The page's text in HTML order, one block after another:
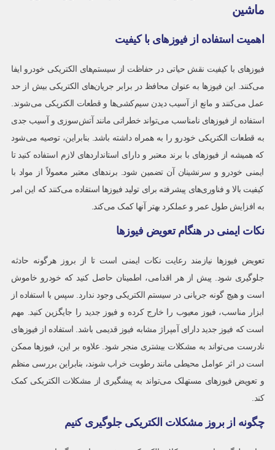
ماشین
اهمیت استفاده از فیوزهای با کیفیت
فیوزهای با کیفیت نقش حیاتی در حفاظت از سیستم‌های الکتریکی خودرو ایفا
می‌کنند. این فیوزها به عنوان محافظ در برابر جریان‌های الکتریکی بیش از حد
عمل می‌کنند و مانع از آسیب دیدن سیم‌کشی‌ها و قطعات الکتریکی می‌شوند.
استفاده از فیوزهای نامناسب می‌تواند خطراتی مانند آتش‌سوزی و آسیب جدی
به قطعات الکتریکی خودرو را به همراه داشته باشد. بنابراین، توصیه می‌شود
که همیشه از فیوزهای با برند معتبر و دارای استانداردهای لازم استفاده کنید تا
ایمنی خودرو و سرنشینان آن تضمین شود. برندهای معتبر معمولاً از مواد با
کیفیت بالا و فناوری‌های پیشرفته برای تولید فیوزها استفاده می‌کنند که این امر
به افزایش طول عمر و عملکرد بهتر آنها کمک می‌کند.
نکات ایمنی در هنگام تعویض فیوزها
تعویض فیوزها نیازمند رعایت نکات ایمنی است تا از بروز هرگونه حادثه
جلوگیری شود. پیش از هر اقدامی، اطمینان حاصل کنید که خودرو خاموش
است و هیچ گونه جریانی در سیستم الکتریکی وجود ندارد. سپس با استفاده از
ابزار مناسب، فیوز معیوب را خارج کرده و فیوز جدید را جایگزین کنید. مهم
است که فیوز جدید دارای آمپراژ مشابه فیوز قدیمی باشد. استفاده از فیوزهای
نادرست می‌تواند به مشکلات بیشتری منجر شود. علاوه بر این، فیوزها ممکن
است در اثر عوامل محیطی مانند رطوبت خراب شوند، بنابراین بررسی منظم
و تعویض فیوزهای مستهلک می‌تواند به پیشگیری از مشکلات الکتریکی کمک
کند.
چگونه از بروز مشکلات الکتریکی جلوگیری کنیم